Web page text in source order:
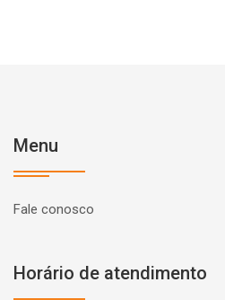
Menu
Fale conosco
Horário de atendimento